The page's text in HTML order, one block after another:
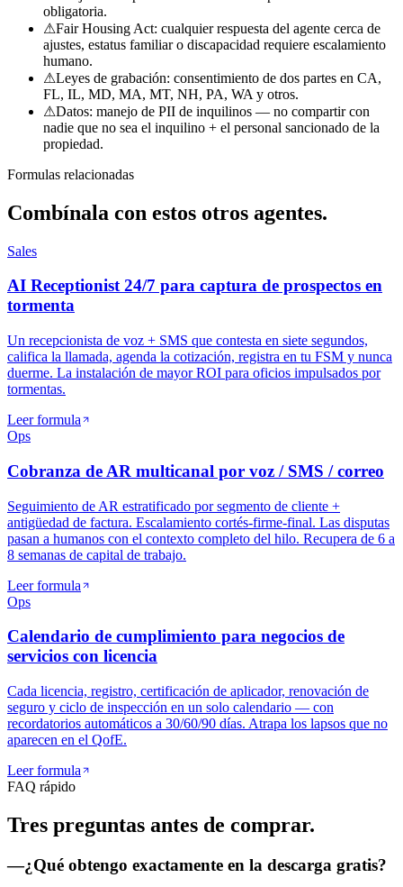
obligatoria.
⚠Fair Housing Act: cualquier respuesta del agente cerca de
ajustes, estatus familiar o discapacidad requiere escalamiento
humano.
⚠Leyes de grabación: consentimiento de dos partes en CA,
FL, IL, MD, MA, MT, NH, PA, WA y otros.
⚠Datos: manejo de PII de inquilinos — no compartir con
nadie que no sea el inquilino + el personal sancionado de la
propiedad.
Formulas relacionadas
Combínala con estos otros agentes.
Sales
AI Receptionist 24/7 para captura de prospectos en
tormenta
Un recepcionista de voz + SMS que contesta en siete segundos,
califica la llamada, agenda la cotización, registra en tu FSM y nunca
duerme. La instalación de mayor ROI para oficios impulsados por
tormentas.
Leer formula
Ops
Cobranza de AR multicanal por voz / SMS / correo
Seguimiento de AR estratificado por segmento de cliente +
antigüedad de factura. Escalamiento cortés-firme-final. Las disputas
pasan a humanos con el contexto completo del hilo. Recupera de 6 a
8 semanas de capital de trabajo.
Leer formula
Ops
Calendario de cumplimiento para negocios de
servicios con licencia
Cada licencia, registro, certificación de aplicador, renovación de
seguro y ciclo de inspección en un solo calendario — con
recordatorios automáticos a 30/60/90 días. Atrapa los lapsos que no
aparecen en el QofE.
Leer formula
FAQ rápido
Tres preguntas antes de comprar.
—¿Qué obtengo exactamente en la descarga gratis?